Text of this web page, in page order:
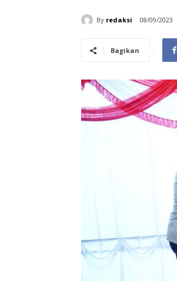
By redaksi 08/09/2023
Bagikan